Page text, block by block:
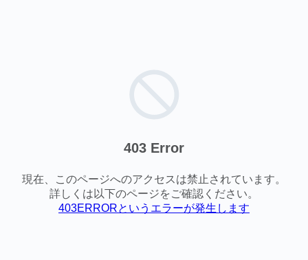
403 Error
現在、このページへのアクセスは禁止されています。
詳しくは以下のページをご確認ください。
403ERRORというエラーが発生します